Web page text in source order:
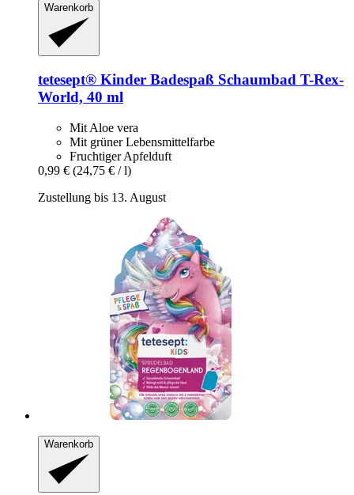
Warenkorb
tetesept® Kinder Badespaß Schaumbad T-​Rex-​
World, 40 ml
Mit Aloe vera
Mit grüner Lebensmittelfarbe
Fruchtiger Apfelduft
0,99 € (24,75 € / l)
Zustellung bis 13. August
Warenkorb